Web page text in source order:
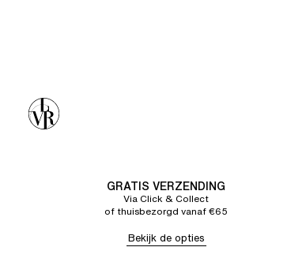
GRATIS VERZENDING
Via Click & Collect
of thuisbezorgd vanaf €65
Bekijk de opties